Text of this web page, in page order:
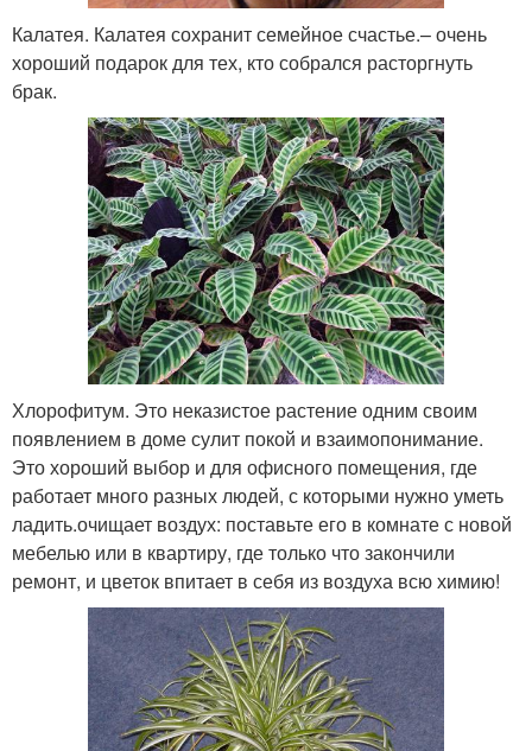
Калатея. Калатея сохранит семейное счастье.– очень
хороший подарок для тех, кто собрался расторгнуть
брак.
Хлорофитум. Это неказистое растение одним своим
появлением в доме сулит покой и взаимопонимание.
Это хороший выбор и для офисного помещения, где
работает много разных людей, с которыми нужно уметь
ладить.очищает воздух: поставьте его в комнате с новой
мебелью или в квартиру, где только что закончили
ремонт, и цветок впитает в себя из воздуха всю химию!